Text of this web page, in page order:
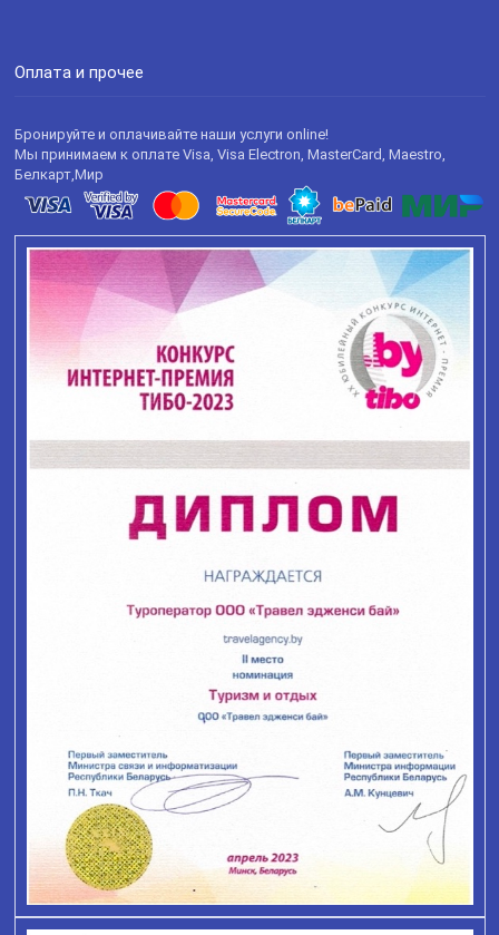
Оплата и прочее
Бронируйте и оплачивайте наши услуги online!
Мы принимаем к оплате Visa, Visa Electron, MasterCard, Maestro,
Белкарт,Мир